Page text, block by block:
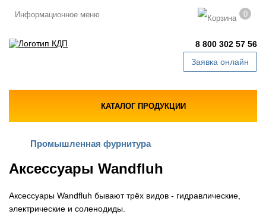
Информационное меню 0
8 800 302 57 56
Заявка онлайн
КАТАЛОГ ПРОДУКЦИИ
Промышленная фурнитура
Аксессуары Wandfluh
Аксессуары Wandfluh бывают трёх видов - гидравлические,
электрические и соленодиды.